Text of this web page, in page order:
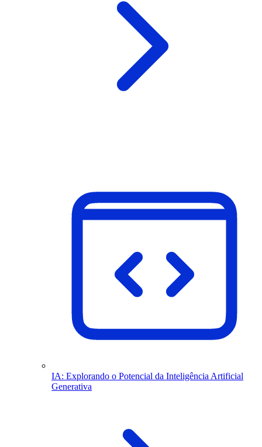
IA: Explorando o Potencial da Inteligência Artificial
Generativa